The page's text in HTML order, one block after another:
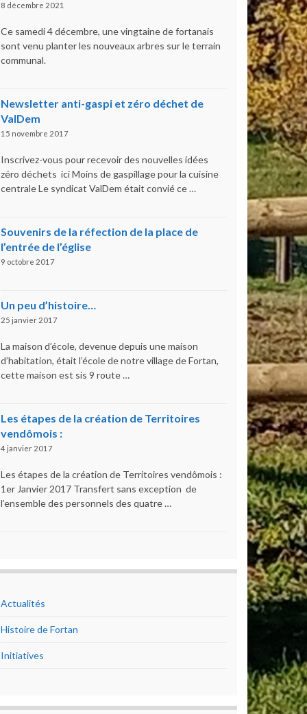
8 décembre 2021
Ce samedi 4 décembre, une vingtaine de fortanais
sont venu planter les nouveaux arbres sur le terrain
communal.
Newsletter anti-gaspi et zéro déchet de
ValDem
15 novembre 2017
Inscrivez-vous pour recevoir des nouvelles idées
zéro déchets ici Moins de gaspillage pour la cuisine
centrale Le syndicat ValDem était convié ce …
Souvenirs de la réfection de la place de
l’entrée de l’église
9 octobre 2017
Un peu d’histoire…
25 janvier 2017
La maison d’école, devenue depuis une maison
d’habitation, était l’école de notre village de Fortan,
cette maison est sis 9 route …
Les étapes de la création de Territoires
vendômois :
4 janvier 2017
Les étapes de la création de Territoires vendômois :
1er Janvier 2017 Transfert sans exception de
l’ensemble des personnels des quatre …
Actualités
Histoire de Fortan
Initiatives